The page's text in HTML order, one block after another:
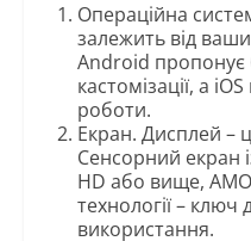
Операційна
залежить від
Android пропонує
кастомізації, а
роботи.
Екран. Дисплей –
Сенсорний екран
HD або вище,
технології –
використання.